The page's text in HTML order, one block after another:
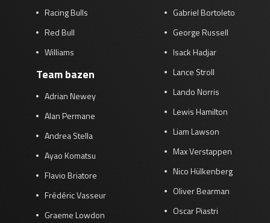
Racing Bulls
Red Bull
Williams
Team bazen
Adrian Newey
Alan Permane
Andrea Stella
Ayao Komatsu
Flavio Briatore
Frédéric Vasseur
Graeme Lowdon
Gabriel Bortoleto
George Russell
Isack Hadjar
Lance Stroll
Lando Norris
Lewis Hamilton
Liam Lawson
Max Verstappen
Nico Hülkenberg
Oliver Bearman
Oscar Piastri